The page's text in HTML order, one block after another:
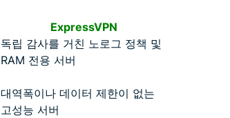
ExpressVPN
독립 감사를 거친 노로그 정책 및
RAM 전용 서버
대역폭이나 데이터 제한이 없는
고성능 서버